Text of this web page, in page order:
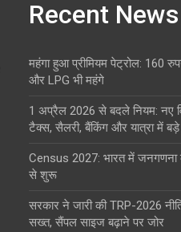
Recent News
महंगा हुआ प्रीमियम पेट्रोल: 160
और LPG भी महंगे
1 अप्रैल 2026 से बदले नियम: नए
टैक्स, सैलरी, बैंकिंग और यात्रा में बड़े
Census 2027: भारत में
से शुरू
सरकार ने जारी की TRP-2026
सख्त, सैंपल साइज बढ़ाने पर जोर